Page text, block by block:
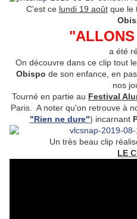
C'est ce lundi 19 aoûtque le
a été
On découvre dans ce clip tout
Obispo de son enfance, en
nos
Tourné en partie au Festival
Paris. A noter qu'on retrouve à
"Rien ne dure") incarnant
Un très beau clip
LE